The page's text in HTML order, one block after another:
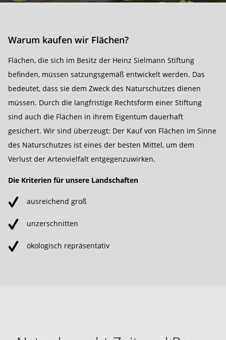
Warum kaufen wir Flächen?
Flächen, die sich im Besitz der Heinz Sielmann Stiftung
befinden, müssen satzungsgemäß entwickelt werden. Das
bedeutet, dass sie dem Zweck des Naturschutzes dienen
müssen. Durch die langfristige Rechtsform einer Stiftung
sind auch die Flächen in ihrem Eigentum dauerhaft
gesichert. Wir sind überzeugt: Der Kauf von Flächen im Sinne
des Naturschutzes ist eines der besten Mittel, um dem
Verlust der Artenvielfalt entgegenzuwirken.
Die Kriterien für unsere Landschaften
ausreichend groß
unzerschnitten
ökologisch repräsentativ